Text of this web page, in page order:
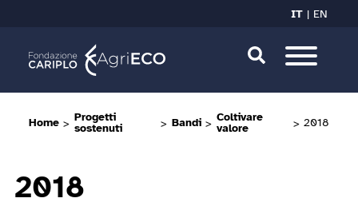
IT EN
Home > Progetti
sostenuti
> Bandi > Coltivare
valore
> 2018
2018